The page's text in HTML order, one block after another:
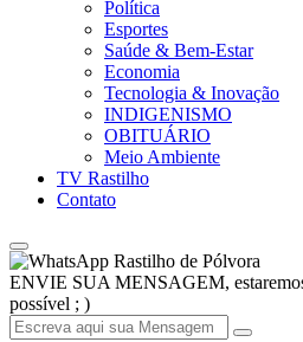
Política
Esportes
Saúde & Bem-Estar
Economia
Tecnologia & Inovação
INDIGENISMO
OBITUÁRIO
Meio Ambiente
TV Rastilho
Contato
Rastilho de Pólvora
ENVIE SUA MENSAGEM,
possível ; )